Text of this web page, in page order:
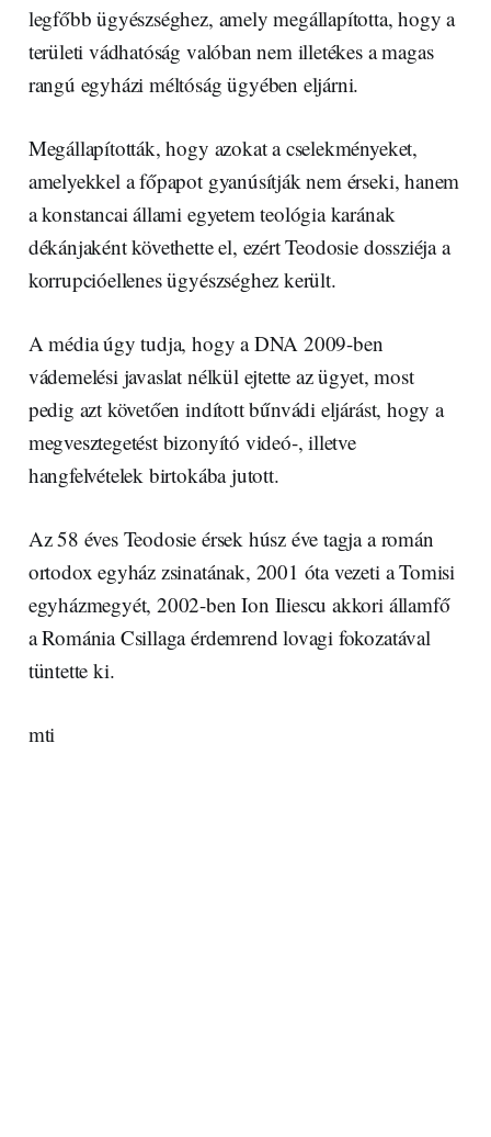
legfőbb ügyészséghez, amely megállapította, hogy a
területi vádhatóság valóban nem illetékes a magas
rangú egyházi méltóság ügyében eljárni.
Megállapították, hogy azokat a cselekményeket,
amelyekkel a főpapot gyanúsítják nem érseki, hanem
a konstancai állami egyetem teológia karának
dékánjaként követhette el, ezért Teodosie dossziéja a
korrupcióellenes ügyészséghez került.
A média úgy tudja, hogy a DNA 2009-ben
vádemelési javaslat nélkül ejtette az ügyet, most
pedig azt követően indított bűnvádi eljárást, hogy a
megvesztegetést bizonyító videó-, illetve
hangfelvételek birtokába jutott.
Az 58 éves Teodosie érsek húsz éve tagja a román
ortodox egyház zsinatának, 2001 óta vezeti a Tomisi
egyházmegyét, 2002-ben Ion Iliescu akkori államfő
a Románia Csillaga érdemrend lovagi fokozatával
tüntette ki.
mti